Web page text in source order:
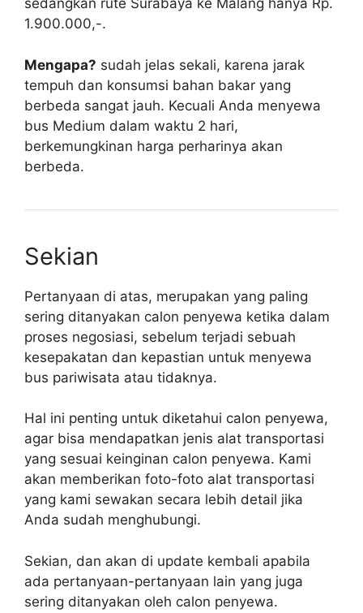
sedangkan rute Surabaya ke Malang hanya Rp.
1.900.000,-.
Mengapa? sudah jelas sekali, karena jarak
tempuh dan konsumsi bahan bakar yang
berbeda sangat jauh. Kecuali Anda menyewa
bus Medium dalam waktu 2 hari,
berkemungkinan harga perharinya akan
berbeda.
Sekian
Pertanyaan di atas, merupakan yang paling
sering ditanyakan calon penyewa ketika dalam
proses negosiasi, sebelum terjadi sebuah
kesepakatan dan kepastian untuk menyewa
bus pariwisata atau tidaknya.
Hal ini penting untuk diketahui calon penyewa,
agar bisa mendapatkan jenis alat transportasi
yang sesuai keinginan calon penyewa. Kami
akan memberikan foto-foto alat transportasi
yang kami sewakan secara lebih detail jika
Anda sudah menghubungi.
Sekian, dan akan di update kembali apabila
ada pertanyaan-pertanyaan lain yang juga
sering ditanyakan oleh calon penyewa.